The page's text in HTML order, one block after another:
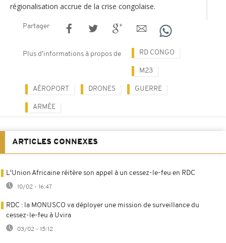
régionalisation accrue de la crise congolaise.
Partager
Plus d'informations à propos de RD CONGO
M23
AÉROPORT DRONES GUERRE
ARMÉE
ARTICLES CONNEXES
L'Union Africaine réitère son appel à un cessez-le-feu en RDC
10/02 - 16:47
RDC : la MONUSCO va déployer une mission de surveillance du
cessez-le-feu à Uvira
03/02 - 15:12